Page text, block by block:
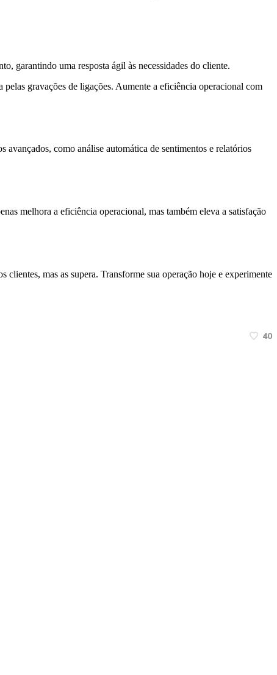
garantindo uma resposta ágil às necessidades do cliente.
gravações de ligações. Aumente a eficiência operacional com
como análise automática de sentimentos e relatórios
melhora a eficiência operacional, mas também eleva a satisfação
clientes, mas as supera. Transforme sua operação hoje e experimente
40